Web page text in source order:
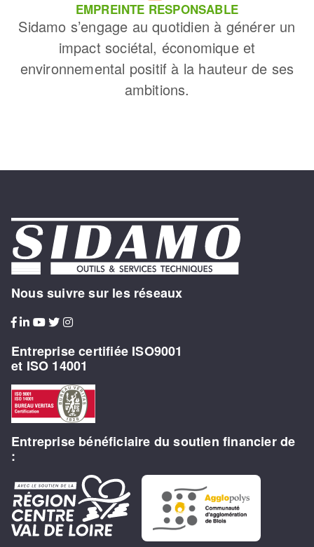
EMPREINTE RESPONSABLE
Sidamo s’engage au quotidien à générer un
impact sociétal, économique et
environnemental positif à la hauteur de ses
ambitions.
Nous suivre sur les réseaux
Entreprise certifiée ISO9001
et ISO 14001
Entreprise bénéficiaire du soutien financier de
: